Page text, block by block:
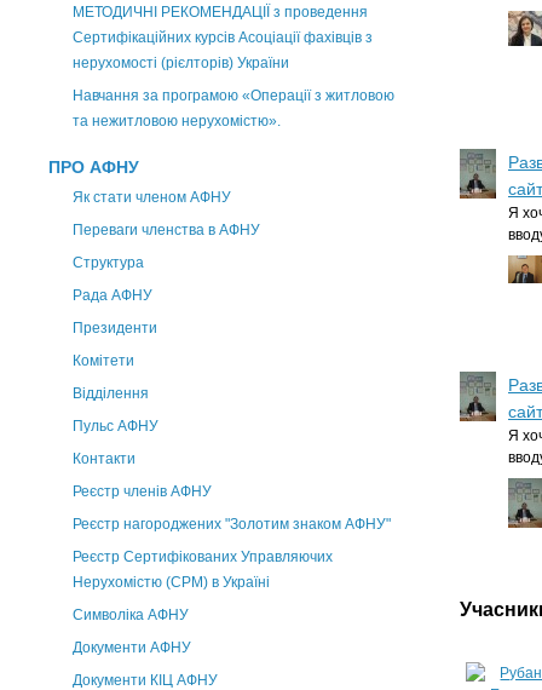
МЕТОДИЧНІ РЕКОМЕНДАЦІЇ з проведення
Сертифікаційних курсів Асоціації фахівців з
нерухомості (рієлторів) України
Навчання за програмою «Операції з житловою
та нежитловою нерухомістю».
ПРО АФНУ
Як стати членом АФНУ
Переваги членства в АФНУ
Структура
Рада АФНУ
Президенти
Комітети
Відділення
Пульс АФНУ
Контакти
Реєстр членів АФНУ
Реєстр нагороджених "Золотим знаком АФНУ"
Реєстр Сертифікованих Управляючих
Нерухомістю (CPM) в Україні
Символіка АФНУ
Документи АФНУ
Документи КІЦ АФНУ
Я
Я